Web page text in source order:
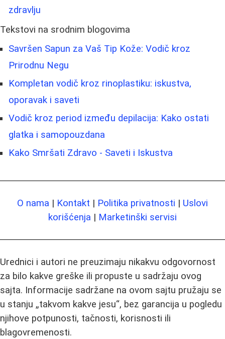
zdravlju
Tekstovi na srodnim blogovima
Savršen Sapun za Vaš Tip Kože: Vodič kroz
Prirodnu Negu
Kompletan vodič kroz rinoplastiku: iskustva,
oporavak i saveti
Vodič kroz period između depilacija: Kako ostati
glatka i samopouzdana
Kako Smršati Zdravo - Saveti i Iskustva
O nama | Kontakt | Politika privatnosti | Uslovi
korišćenja | Marketinški servisi
Urednici i autori ne preuzimaju nikakvu odgovornost
za bilo kakve greške ili propuste u sadržaju ovog
sajta. Informacije sadržane na ovom sajtu pružaju se
u stanju „takvom kakve jesu“, bez garancija u pogledu
njihove potpunosti, tačnosti, korisnosti ili
blagovremenosti.